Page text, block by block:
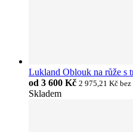
Lukland Oblouk na růže s
od 3 600 Kč 2 975,21 Kč bez
Skladem